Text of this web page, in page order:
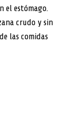
el estómago.
crudo y sin
las comidas